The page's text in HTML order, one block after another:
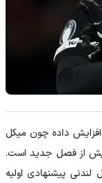
افزایش داده چون میکل
پیش از فصل جدید است.
پیشنهادی اولیه